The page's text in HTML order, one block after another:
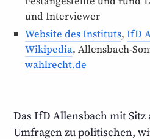
und Interviewer
Website des Instituts,IfD
Wikipedia, Allensbach-
wahlrecht.de
Das IfD Allensbach mit Sitz
Umfragen zu politischen,